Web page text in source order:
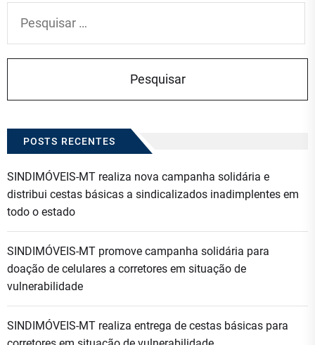
por:
POSTS RECENTES
SINDIMÓVEIS-MT realiza nova campanha solidária e
distribui cestas básicas a sindicalizados inadimplentes em
todo o estado
SINDIMÓVEIS-MT promove campanha solidária para
doação de celulares a corretores em situação de
vulnerabilidade
SINDIMÓVEIS-MT realiza entrega de cestas básicas para